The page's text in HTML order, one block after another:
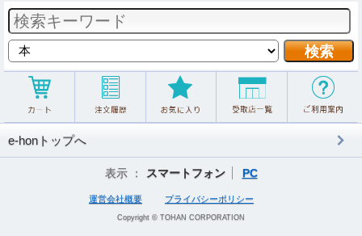
e-honトップへ
表示 ： スマートフォン PC
運営会社概要 プライバシーポリシー
Copyright © TOHAN CORPORATION